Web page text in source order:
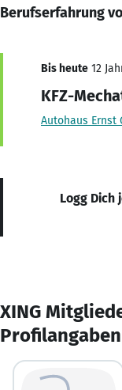
Berufserfahrung
Bis heute 12
KFZ-
Autohaus Ernst
Logg Dich
XING
Profilangaben